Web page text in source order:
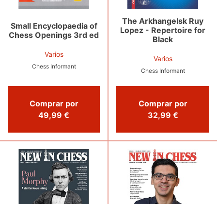
Small Encyclopaedia of
Chess Openings 3rd ed
Varios
Chess Informant
Comprar por
49,99 €
The Arkhangelsk Ruy
Lopez - Repertoire for
Black
Varios
Chess Informant
Comprar por
32,99 €